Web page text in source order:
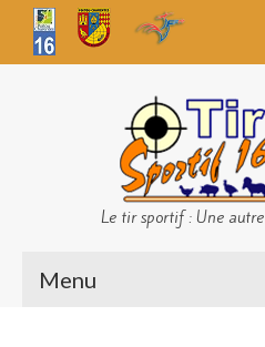
Le tir sportif : Une
Menu